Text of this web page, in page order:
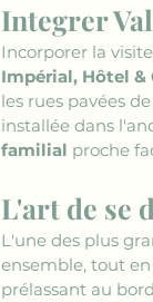
Integrer
Incorporer la
Impérial, Hôtel &
les rues pavées de
installée dans
familial proche
L'art de se
L'une des plus
ensemble, tout
prélassant au